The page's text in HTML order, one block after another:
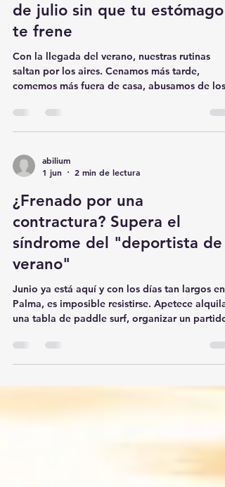
de julio sin que tu estómago
te frene
Con la llegada del verano, nuestras rutinas
saltan por los aires. Cenamos más tarde,
comemos más fuera de casa, abusamos de los
la magia de julio, pero a veces nuestro sistema
digestivo no opina lo mismo y se queja en
pesadas que nos aguan el día de playa.
Sabemos que para disfrutar del verano
intentar mantener un orden básico en l
abilium
1 jun
2 min de lectura
¿Frenado por una
contractura? Supera el
síndrome del "deportista de
verano"
Junio ya está aquí y con los días tan largos en
Palma, es imposible resistirse. Apetece alquilar
una tabla de paddle surf, organizar un partido
Tramuntana que llevas meses posponiendo.
Pero cuando pasamos de la rutina habitual a la